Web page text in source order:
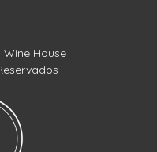
House